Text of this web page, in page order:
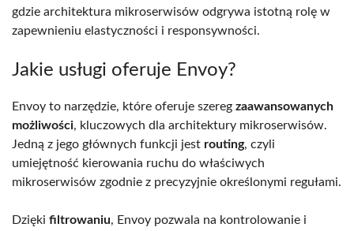
gdzie architektura mikroserwisów odgrywa istotną rolę w
zapewnieniu elastyczności i responsywności.
Jakie usługi oferuje Envoy?
Envoy to narzędzie, które oferuje szereg zaawansowanych
możliwości, kluczowych dla architektury mikroserwisów.
Jedną z jego głównych funkcji jest routing, czyli
umiejętność kierowania ruchu do właściwych
mikroserwisów zgodnie z precyzyjnie określonymi regułami.
Dzięki filtrowaniu, Envoy pozwala na kontrolowanie i